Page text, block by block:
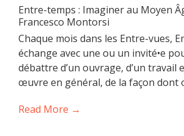
Entre-temps : Imaginer au Moyen
Francesco Montorsi
Chaque mois dans les Entre-vues,
échange avec une ou un invité•e
débattre d’un ouvrage, d’un travail
œuvre en général, de la façon dont
Read More →